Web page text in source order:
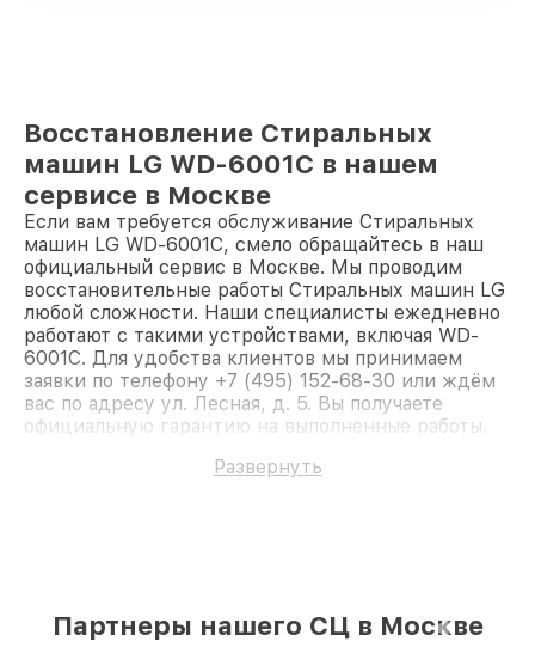
Восстановление Стиральных
машин LG WD-6001C в нашем
сервисе в Москве
Если вам требуется обслуживание Стиральных
машин LG WD-6001C, смело обращайтесь в наш
официальный сервис в Москве. Мы проводим
восстановительные работы Стиральных машин LG
любой сложности. Наши специалисты ежедневно
работают с такими устройствами, включая WD-
6001C. Для удобства клиентов мы принимаем
заявки по телефону +7 (495) 152-68-30 или ждём
вас по адресу ул. Лесная, д. 5. Вы получаете
официальную гарантию на выполненные работы.
Развернуть
Партнеры нашего СЦ в Москве